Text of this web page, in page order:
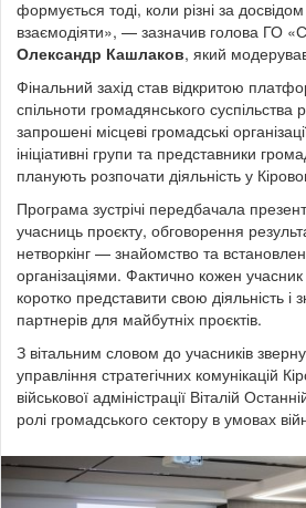
формується тоді, коли різні за
взаємодіяти», — зазначив голова ГО
Олександр Кашлаков, який
Фінальний захід став відкритою
спільноти громадянського суспільства
запрошені місцеві громадські
ініціативні групи та представники
планують розпочати діяльність у
Програма зустрічі передбачала
учасниць проєкту, обговорення
нетворкінг — знайомство та
організаціями. Фактично кожен
коротко представити свою діяльність і
партнерів для майбутніх проєктів.
З вітальним словом до учасників
управління стратегічних комунікацій
військової адміністрації Віталій
ролі громадського сектору в умовах